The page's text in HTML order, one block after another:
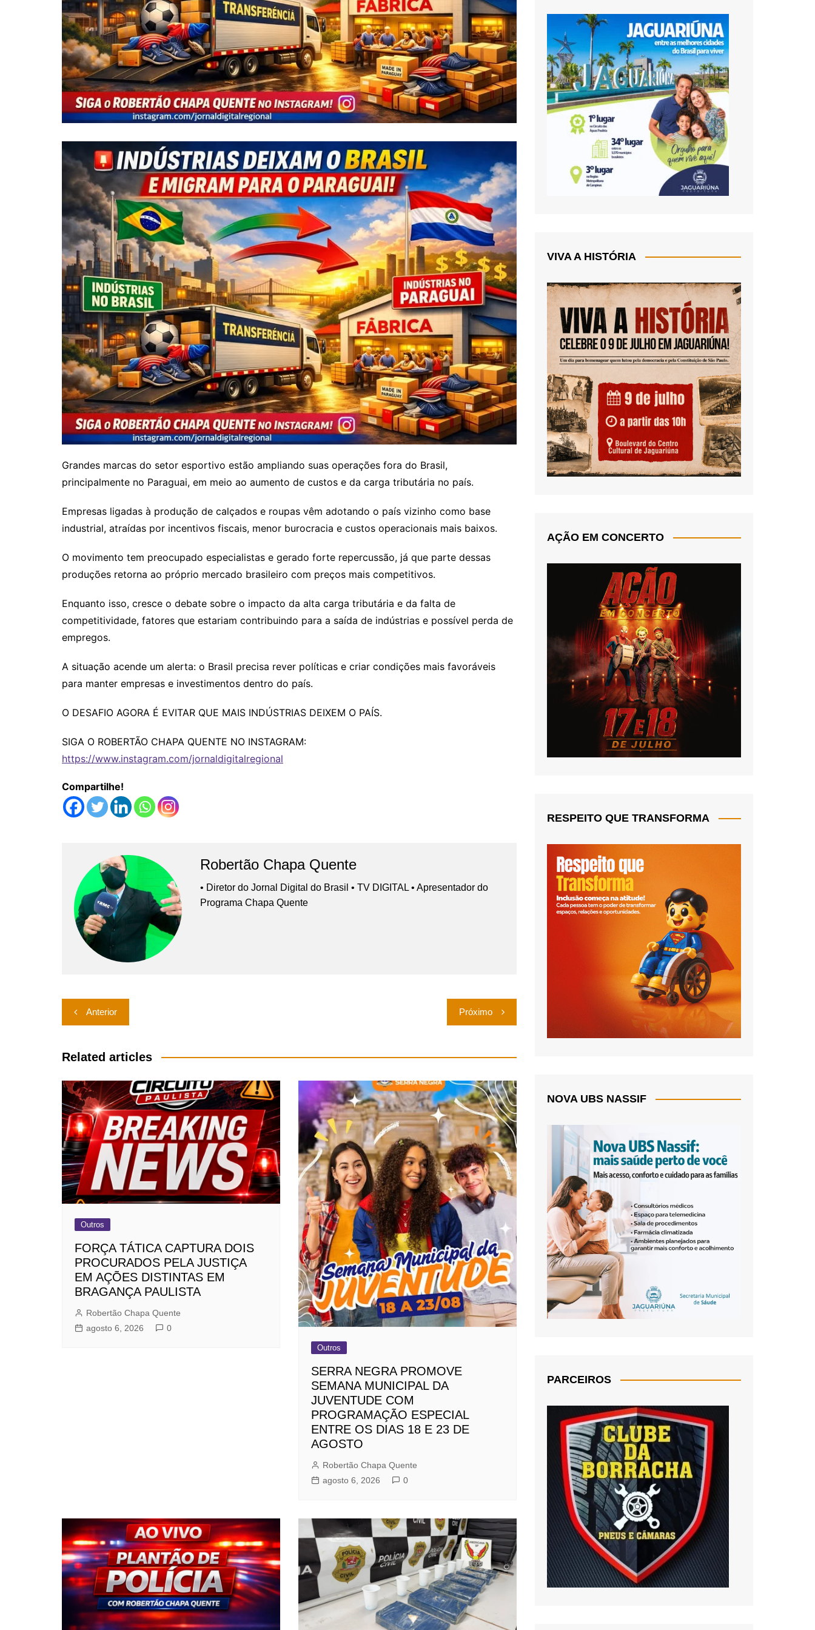
Grandes marcas do setor esportivo estão ampliando suas operações fora do Brasil,
principalmente no Paraguai, em meio ao aumento de custos e da carga tributária no país.
Empresas ligadas à produção de calçados e roupas vêm adotando o país vizinho como base
industrial, atraídas por incentivos fiscais, menor burocracia e custos operacionais mais baixos.
O movimento tem preocupado especialistas e gerado forte repercussão, já que parte dessas
produções retorna ao próprio mercado brasileiro com preços mais competitivos.
Enquanto isso, cresce o debate sobre o impacto da alta carga tributária e da falta de
competitividade, fatores que estariam contribuindo para a saída de indústrias e possível perda de
empregos.
A situação acende um alerta: o Brasil precisa rever políticas e criar condições mais favoráveis
para manter empresas e investimentos dentro do país.
O DESAFIO AGORA É EVITAR QUE MAIS INDÚSTRIAS DEIXEM O PAÍS.
SIGA O ROBERTÃO CHAPA QUENTE NO INSTAGRAM:
https://www.instagram.com/jornaldigitalregional
Compartilhe!
Robertão Chapa Quente
• Diretor do Jornal Digital do Brasil • TV DIGITAL • Apresentador do
Programa Chapa Quente
Navegação
de
Post
Anterior Próximo
Related articles
Outros
FORÇA TÁTICA CAPTURA DOIS
PROCURADOS PELA JUSTIÇA
EM AÇÕES DISTINTAS EM
BRAGANÇA PAULISTA
Robertão Chapa Quente
agosto 6, 2026
0
Outros
SERRA NEGRA PROMOVE
SEMANA MUNICIPAL DA
JUVENTUDE COM
PROGRAMAÇÃO ESPECIAL
ENTRE OS DIAS 18 E 23 DE
AGOSTO
Robertão Chapa Quente
agosto 6, 2026
0
VIVA A HISTÓRIA
AÇÃO EM CONCERTO
RESPEITO QUE TRANSFORMA
NOVA UBS NASSIF
PARCEIROS